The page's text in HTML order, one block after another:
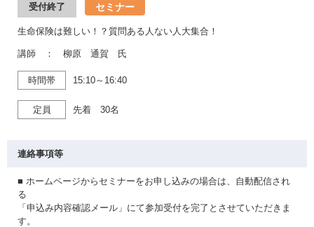
受付終了 セミナー
生命保険は難しい！？質問ある人ない人大集合！
講師 ： 柳原 通賀 氏
時間帯 15:10～16:40
定員 先着 30名
連絡事項等
■ ホームページからセミナーをお申し込みの場合は、自動配信され
る
「申込み内容確認メール」にて参加受付を完了とさせていただきま
す。